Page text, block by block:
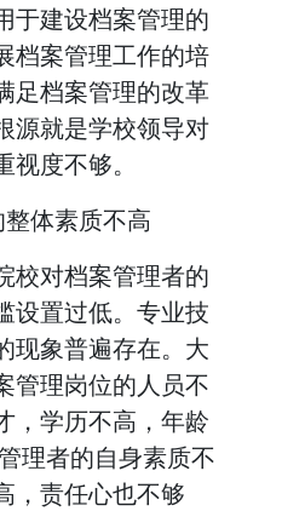
于建设档案管理的
档案管理工作的培
足档案管理的改革
源就是学校领导对
度不够。
体素质不高
校对档案管理者的
设置过低。专业技
现象普遍存在。大
管理岗位的人员不
，学历不高，年龄
理者的自身素质不
，责任心也不够